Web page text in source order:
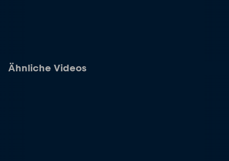
Ähnliche Videos